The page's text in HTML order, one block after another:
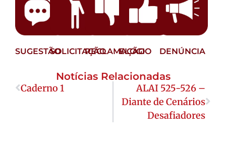
SUGESTÃOSOLICITAÇÃORECLAMAÇÃO
ELOGIO DENÚNCIA
Notícias Relacionadas
Caderno 1
ALAI 525-526 –
Diante de Cenários
Desafiadores